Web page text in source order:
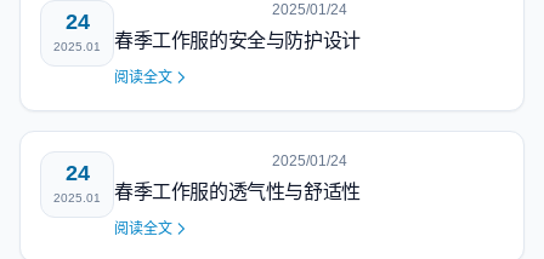
24
2025.01
2025/01/24
春季工作服的安全与防护设计
阅读全文
24
2025.01
2025/01/24
春季工作服的透气性与舒适性
阅读全文